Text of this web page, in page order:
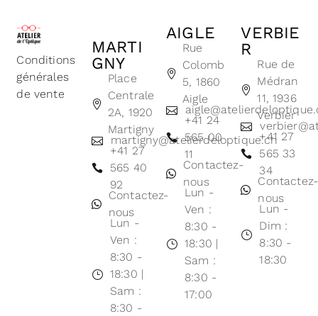
Conditions
générales
de vente
MARTI
GNY
Place
Centrale
2A, 1920
Martigny
martigny@atelierdeloptique.ch
+41 27
565 40
92
Contactez-
nous
Lun -
Ven :
8:30 -
18:30 |
Sam :
8:30 -
AIGLE
Rue
Colomb
5, 1860
Aigle
+41 24
565 00
11
Contactez-
nous
Lun -
Ven :
8:30 -
18:30 |
Sam :
8:30 -
17:00
VERBIE
R
Rue de
Médran
11, 1936
Verbier
+41 27
565 33
34
Contactez-
nous
Lun -
Dim :
8:30 -
18:30